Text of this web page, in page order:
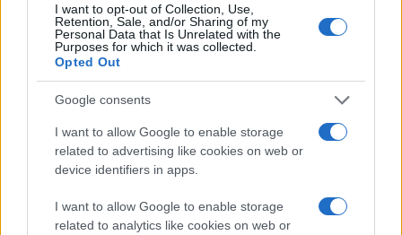
I want to opt-out of Collection, Use,
Retention, Sale, and/or Sharing of my
Personal Data that Is Unrelated with the
Purposes for which it was collected.
Opted Out
Google consents
I want to allow Google to enable storage
related to advertising like cookies on web or
device identifiers in apps.
I want to allow Google to enable storage
related to analytics like cookies on web or